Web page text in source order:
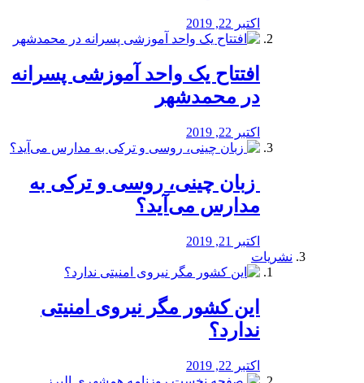
اکتبر 22, 2019
افتتاح یک واحد آموزشی پسرانه
در محمدشهر
اکتبر 22, 2019
️ زبان چینی، روسی و ترکی به
مدارس می‌آید؟
اکتبر 21, 2019
نشریات
این کشور مگر نیروی امنیتی
ندارد؟
اکتبر 22, 2019